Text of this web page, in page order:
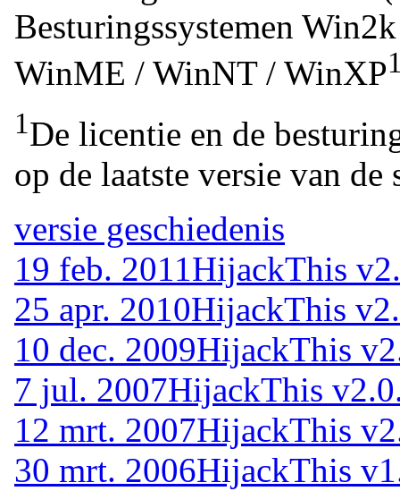
Besturingssystemen
WinME / WinNT / WinXP
1De licentie en de
op de laatste versie van de
versie geschiedenis
19 feb. 2011 HijackThis
25 apr. 2010HijackThis
10 dec. 2009HijackThis
7 jul. 2007HijackThis
12 mrt. 2007HijackThis
30 mrt. 2006HijackThis